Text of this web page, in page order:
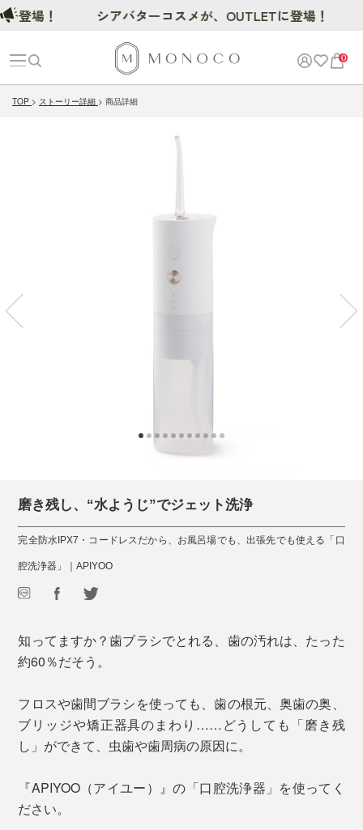
0
TOP ストーリー詳細 商品詳細
磨き残し、“水ようじ”でジェット洗浄
完全防水IPX7・コードレスだから、お風呂場でも、出張先でも使える「口
腔洗浄器」｜APIYOO
知ってますか？歯ブラシでとれる、歯の汚れは、たった
約60％だそう。
フロスや歯間ブラシを使っても、歯の根元、奥歯の奥、
ブリッジや矯正器具のまわり……どうしても「磨き残
し」ができて、虫歯や歯周病の原因に。
『APIYOO（アイユー）』の「口腔洗浄器」を使ってく
ださい。
！ シアバターコスメが、OUTLETに登場！